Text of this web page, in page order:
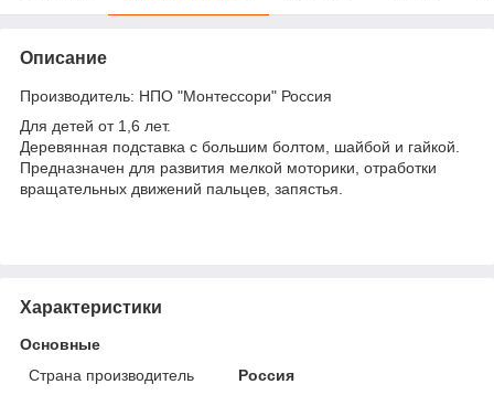
Описание
Производитель: НПО "Монтессори" Россия
Для детей от 1,6 лет.
Деревянная подставка с большим болтом, шайбой и гайкой.
Предназначен для развития мелкой моторики, отработки
вращательных движений пальцев, запястья.
Характеристики
Основные
Страна производитель
Россия